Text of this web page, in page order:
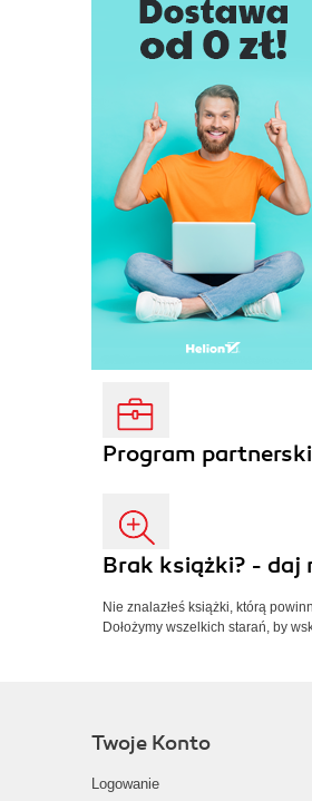
Program
Brak książki? - daj
Nie znalazłeś książki, którą
Dołożymy wszelkich starań, by
Twoje Konto
Logowanie